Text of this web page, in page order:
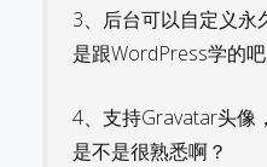
3、后台可以自定义永
是跟WordPress学的吧
4、支持Gravatar头像
是不是很熟悉啊？